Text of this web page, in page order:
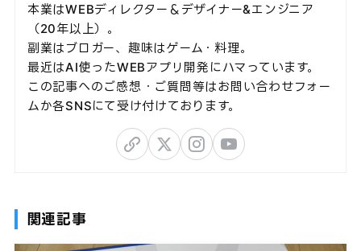
本業はWEBディレクター＆デザイナー&エンジニア
（20年以上）。
副業はブロガー、趣味はゲーム・料理。
最近はAI使ったWEBアプリ開発にハマっています。
この記事へのご感想・ご質問等はお問い合わせフォー
ムか各SNSにて受け付けております。
関連記事